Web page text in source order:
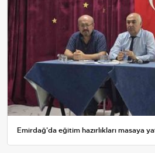
Emirdağ'da eğitim hazırlıkları masaya